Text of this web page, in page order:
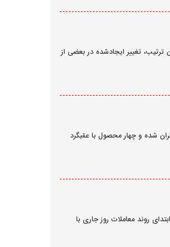
به این ترتیب، تغییر ایجاد‌شده در بعضی از
که یک محصول گران شده و چهار محصول با عقبگرد
از ابتدای روند معاملات روز جاری با